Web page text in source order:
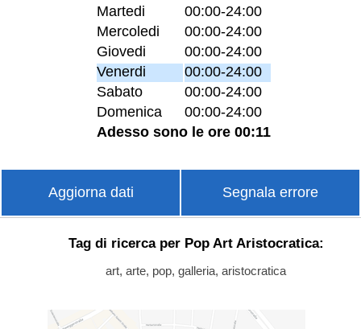
Martedi
00:00-24:00
Mercoledi
00:00-24:00
Giovedi
00:00-24:00
Venerdi
00:00-24:00
Sabato
00:00-24:00
Domenica
00:00-24:00
Adesso sono le ore 00:11
Aggiorna dati Segnala errore
Tag di ricerca per Pop Art Aristocratica:
art, arte, pop, galleria, aristocratica